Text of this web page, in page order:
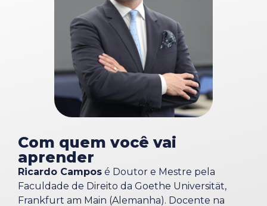
Com quem você vai
aprender
Ricardo Campos é Doutor e Mestre pela
Faculdade de Direito da Goethe Universität,
Frankfurt am Main (Alemanha). Docente na